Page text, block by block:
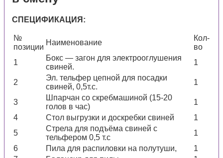
СПЕЦИФИКАЦИЯ:
№
позиции
Наименование
Кол-
во
1
Бокс — загон для электрооглушения
свиней.
1
2
Эл. тельфер цепной для посадки
свиней, 0,5т.с.
1
3
Шпарчан со скребмашиной (15-20
голов в час)
1
4
Стол выгрузки и доскребки свиней
1
5
Стрела для подъёма свиней с
тельфером 0,5 т.с
1
6
Пила для распиловки на полутуши,
1